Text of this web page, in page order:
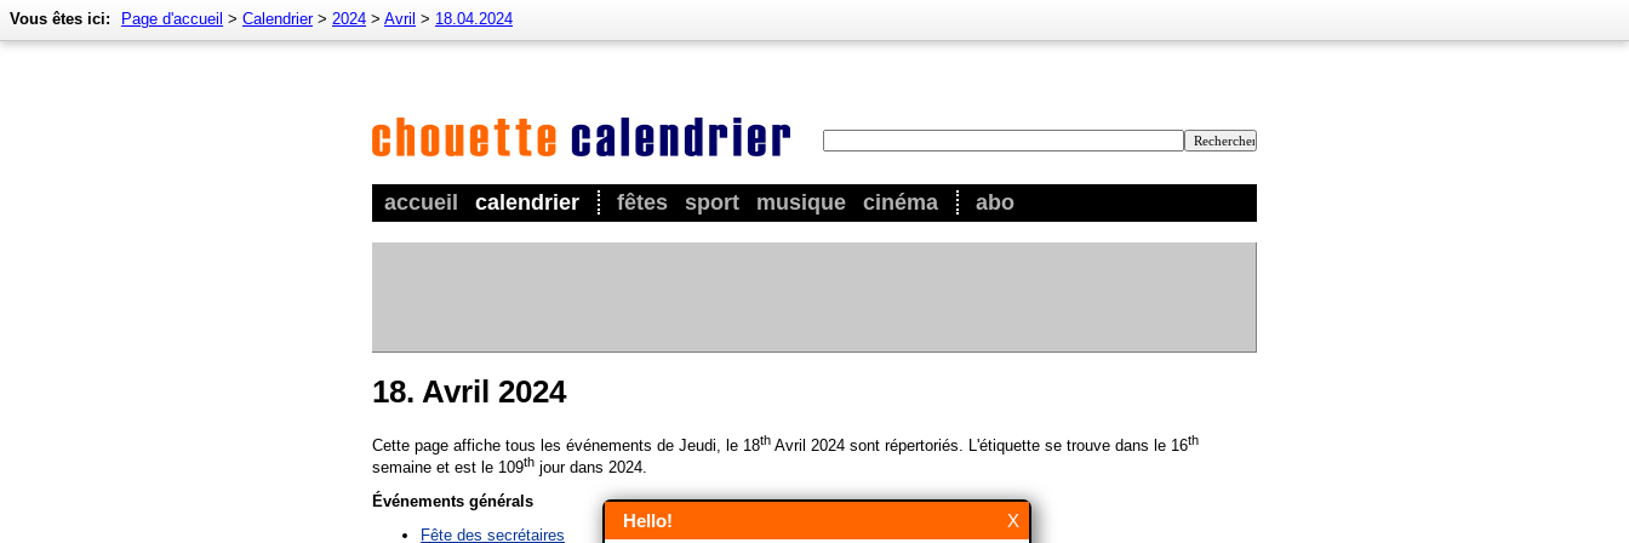
accueil calendrier fêtes sport musique cinéma abo
Vous êtes ici: Page d'accueil > Calendrier> 2024 > Avril > 18.04.2024
18. Avril 2024
Cette page affiche tous les événements de Jeudi, le 18th Avril 2024 sont répertoriés. L'étiquette se trouve dans le 16th
semaine et est le 109th jour dans 2024.
Événements générals
Fête des secrétaires
X
Hello!